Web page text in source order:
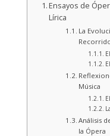
Ensayos de
Lírica
La
Música
Análisis
la Ópera